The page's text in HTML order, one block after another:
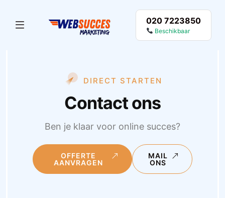
020 7223850
Beschikbaar
DIRECT STARTEN
Contact ons
Ben je klaar voor online succes?
OFFERTE
AANVRAGEN
MAIL
ONS